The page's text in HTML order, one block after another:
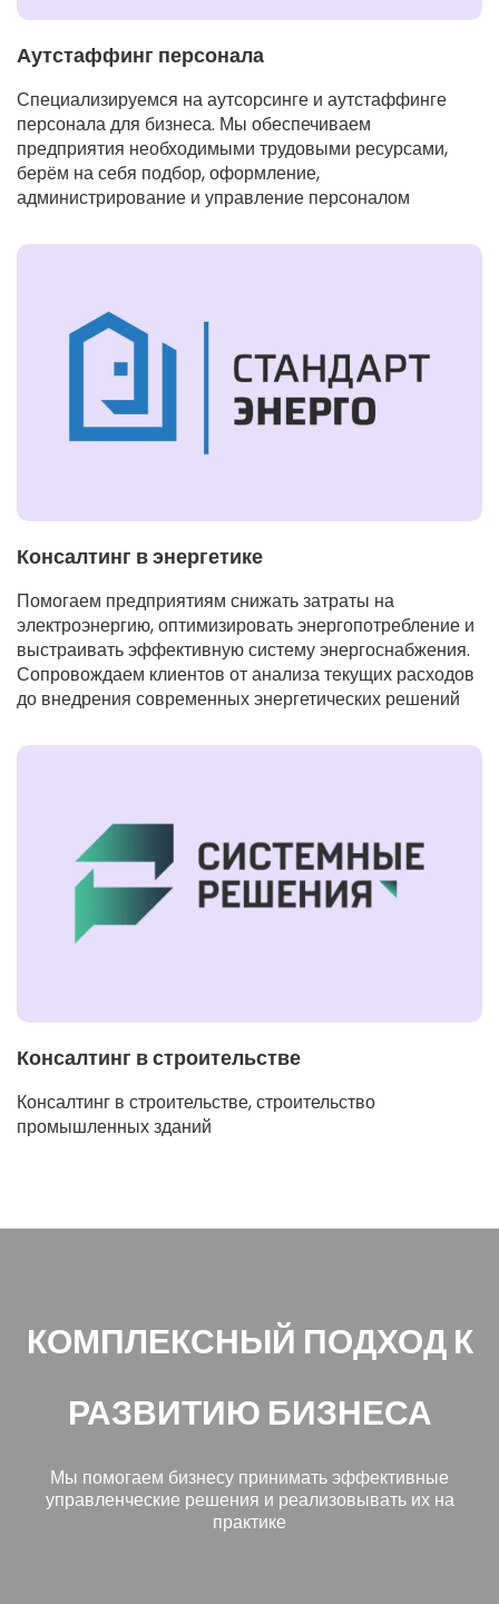
Аутстаффинг персонала
Специализируемся на аутсорсинге и аутстаффинге
персонала для бизнеса. Мы обеспечиваем
предприятия необходимыми трудовыми ресурсами,
берём на себя подбор, оформление,
администрирование и управление персоналом
Консалтинг в энергетике
Помогаем предприятиям снижать затраты на
электроэнергию, оптимизировать энергопотребление и
выстраивать эффективную систему энергоснабжения.
Сопровождаем клиентов от анализа текущих расходов
до внедрения современных энергетических решений
Консалтинг в строительстве
Консалтинг в строительстве, строительство
промышленных зданий
КОМПЛЕКСНЫЙ ПОДХОД К
РАЗВИТИЮ БИЗНЕСА
Мы помогаем бизнесу принимать эффективные
управленческие решения и реализовывать их на
практике